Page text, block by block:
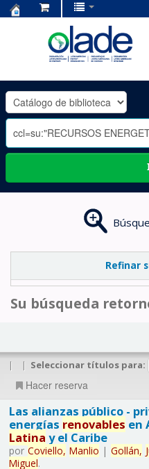
OLADE
-
Refinar
Su búsqueda
| | Seleccionar títulos para:
Hacer reserva
Las alianzas público -
energías renovables en
Latina y el Caribe
por Coviello, Manlio | Gollán,
Miguel.